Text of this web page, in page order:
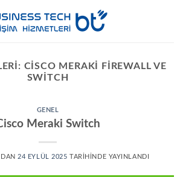
CISCO MERAKI FIREWALL VE
SWITCH
GENEL
Meraki Switch
24 EYLÜL 2025 TARIHINDE YAYINLANDI